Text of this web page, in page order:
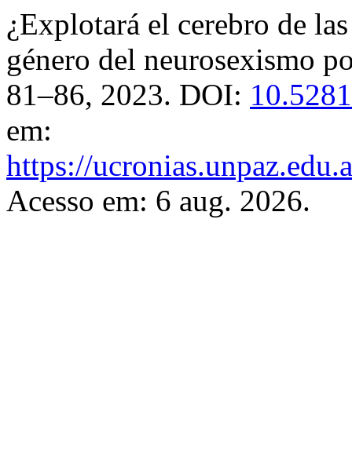
¿Explotará el cerebro de
género del neurosexismo
81–86, 2023. DOI:
em:
https://
Acesso em: 6 aug. 2026.